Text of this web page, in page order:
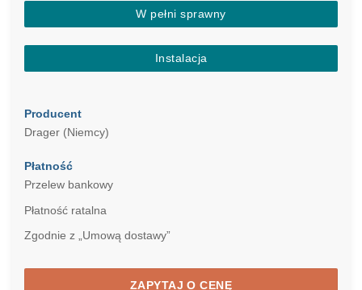
W pełni sprawny
Instalacja
Producent
Drager (Niemcy)
Płatność
Przelew bankowy
Płatność ratalna
Zgodnie z „Umową dostawy”
ZAPYTAJ O CENĘ